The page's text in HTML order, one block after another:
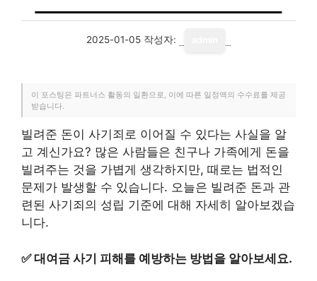
2025-01-05 작성자:
이 포스팅은 파트너스 활동의 일환으로, 이에 따른 일정액의 수수료를 제공
받습니다.
빌려준 돈이 사기죄로 이어질 수 있다는 사실을 알
고 계신가요? 많은 사람들은 친구나 가족에게 돈을
빌려주는 것을 가볍게 생각하지만, 때로는 법적인
문제가 발생할 수 있습니다. 오늘은 빌려준 돈과 관
련된 사기죄의 성립 기준에 대해 자세히 알아보겠습
니다.
✅대여금 사기 피해를 예방하는 방법을 알아보세요.